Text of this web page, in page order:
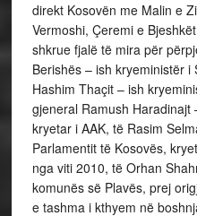
direkt Kosovën me Malin e
Vermoshi, Çeremi e
shkrue fjalë të mira për
Berishës – ish kryeministër
Hashim Thaçit – ish
gjeneral Ramush Haradinajt
kryetar i AAK, të Rasim
Parlamentit të Kosovës,
nga viti 2010, të Orhan
komunës së Plavës, prej
e tashma i kthyem në